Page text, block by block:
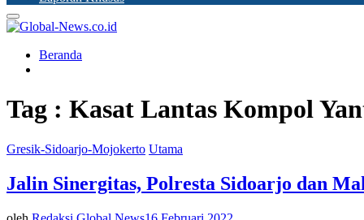
Primary
Menu
Beranda
Tag : Kasat Lantas Kompol
Gresik-Sidoarjo-Mojokerto Utama
Jalin Sinergitas, Polresta Sidoarjo dan